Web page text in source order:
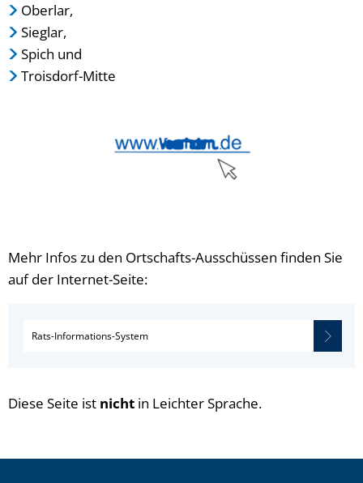
Oberlar,
Sieglar,
Spich und
Troisdorf-Mitte
Mehr Infos zu den Ortschafts-Ausschüssen finden Sie
auf der Internet-Seite:
Rats-Informations-System
Diese Seite ist nicht in Leichter Sprache.